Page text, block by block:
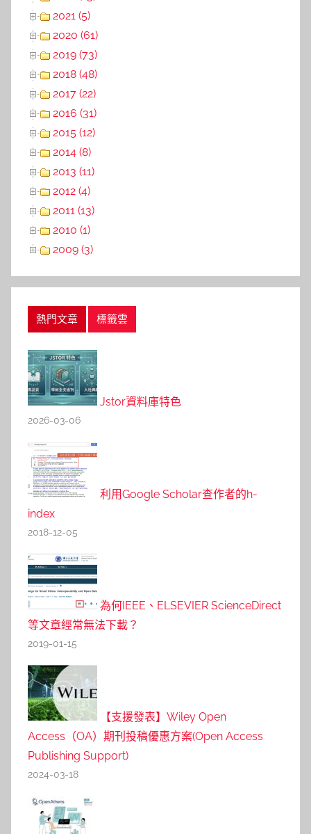
2021 (5)
2020 (61)
2019 (73)
2018 (48)
2017 (22)
2016 (31)
2015 (12)
2014 (8)
2013 (11)
2012 (4)
2011 (13)
2010 (1)
2009 (3)
熱門文章 標籤雲
Jstor資料庫特色
2026-03-06
利用Google Scholar查作者的h-
index
2018-12-05
為何IEEE、ELSEVIER ScienceDirect
等文章經常無法下載？
2019-01-15
【支援發表】Wiley Open
Access（OA）期刊投稿優惠方案(Open Access
Publishing Support)
2024-03-18